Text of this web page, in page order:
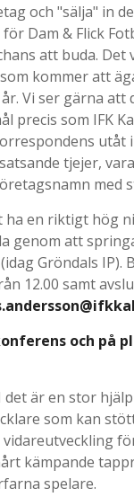
och "sälja" in
Dam & Flick
att buda. Det
kommer att
Vi ser gärna att
precis som IFK
utåt
tjejer,
med
en riktigt hög
att
Gröndals IP).
12.00 samt
och på
är en stor
som kan
kämpande
spelare.